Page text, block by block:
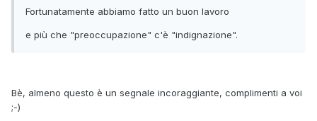
Fortunatamente abbiamo fatto un buon lavoro
e più che "preoccupazione" c'è "indignazione".
Bè, almeno questo è un segnale incoraggiante, complimenti a voi
;-)